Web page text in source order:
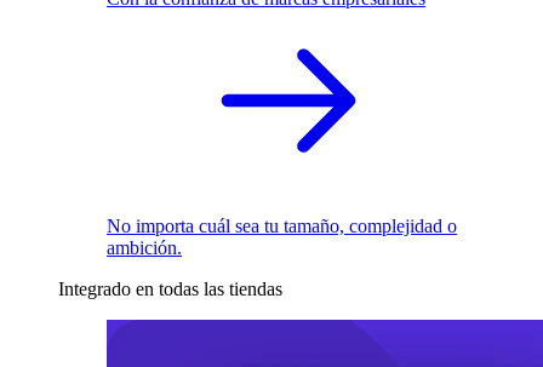
No importa cuál sea tu tamaño, complejidad o
ambición.
Integrado en todas las tiendas